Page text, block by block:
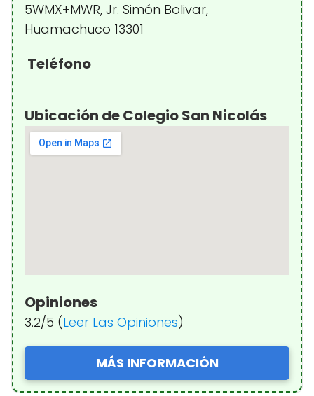
5WMX+MWR, Jr. Simón Bolivar,
Huamachuco 13301
Teléfono
Ubicación de Colegio San Nicolás
Opiniones
3.2/5 (Leer Las Opiniones)
MÁS INFORMACIÓN